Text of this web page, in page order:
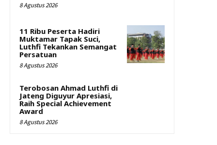
8 Agustus 2026
11 Ribu Peserta Hadiri
Muktamar Tapak Suci,
Luthfi Tekankan Semangat
Persatuan
8 Agustus 2026
Terobosan Ahmad Luthfi di
Jateng Diguyur Apresiasi,
Raih Special Achievement
Award
8 Agustus 2026